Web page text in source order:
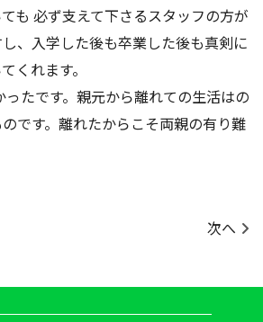
も 必ず支えて下さるスタッフの方が
、入学した後も卒業した後も真剣に
くれます。
たです。親元から離れての生活はの
です。離れたからこそ両親の有り難
次へ